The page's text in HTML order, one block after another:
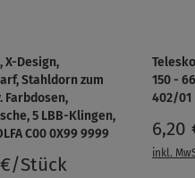
X-Design,
Stahldorn zum
Farbdosen,
5 LBB-Klingen,
C00 0X99 9999
€/Stück
150 -
402/01
6,20
inkl.